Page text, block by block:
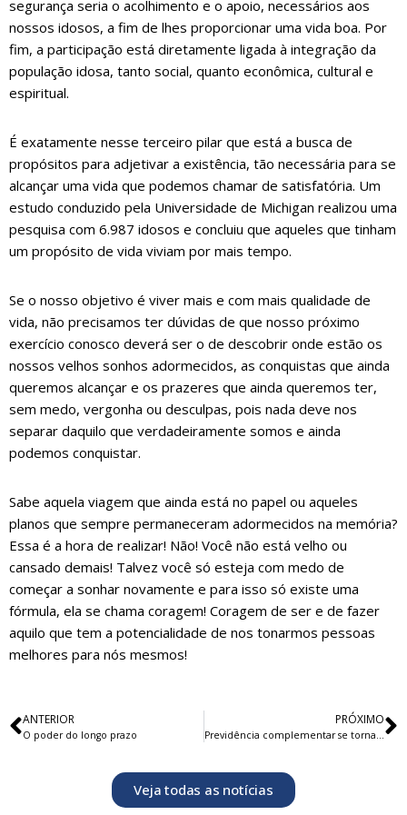
segurança seria o acolhimento e o apoio, necessários aos
nossos idosos, a fim de lhes proporcionar uma vida boa. Por
fim, a participação está diretamente ligada à integração da
população idosa, tanto social, quanto econômica, cultural e
espiritual.
É exatamente nesse terceiro pilar que está a busca de
propósitos para adjetivar a existência, tão necessária para se
alcançar uma vida que podemos chamar de satisfatória. Um
estudo conduzido pela Universidade de Michigan realizou uma
pesquisa com 6.987 idosos e concluiu que aqueles que tinham
um propósito de vida viviam por mais tempo.
Se o nosso objetivo é viver mais e com mais qualidade de
vida, não precisamos ter dúvidas de que nosso próximo
exercício conosco deverá ser o de descobrir onde estão os
nossos velhos sonhos adormecidos, as conquistas que ainda
queremos alcançar e os prazeres que ainda queremos ter,
sem medo, vergonha ou desculpas, pois nada deve nos
separar daquilo que verdadeiramente somos e ainda
podemos conquistar.
Sabe aquela viagem que ainda está no papel ou aqueles
planos que sempre permaneceram adormecidos na memória?
Essa é a hora de realizar! Não! Você não está velho ou
cansado demais! Talvez você só esteja com medo de
começar a sonhar novamente e para isso só existe uma
fórmula, ela se chama coragem! Coragem de ser e de fazer
aquilo que tem a potencialidade de nos tonarmos pessoas
melhores para nós mesmos!
ANTERIOR
O poder do longo prazo
PRÓXIMO
Previdência complementar se torna tendência dentro de empresas
Veja todas as notícias